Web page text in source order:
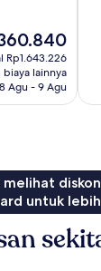
Rp1.643.226
lainnya
8 Agu - 9 Agu
melihat
untuk